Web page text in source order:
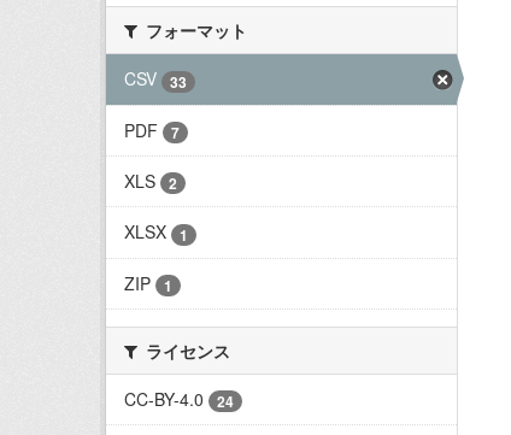
フォーマット
CSV
33
PDF 7
XLS 2
XLSX 1
ZIP 1
ライセンス
CC-BY-4.0
24